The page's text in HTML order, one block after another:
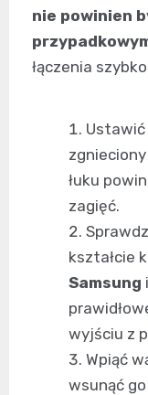
nie powinien
łączenia
Ustawić
łuku
zagięć.
kształcie
Samsung i
wyjściu z
Wpiąć
wsunąć